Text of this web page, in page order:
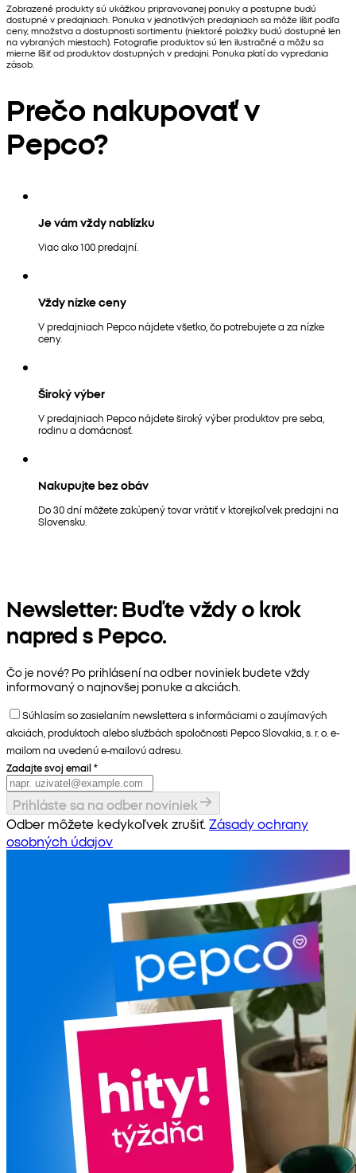
Zobrazené produkty sú ukážkou pripravovanej ponuky a postupne budú
dostupné v predajniach. Ponuka v jednotlivých predajniach sa môže líšiť podľa
ceny, množstva a dostupnosti sortimentu (niektoré položky budú dostupné len
na vybraných miestach). Fotografie produktov sú len ilustračné a môžu sa
mierne líšiť od produktov dostupných v predajni. Ponuka platí do vypredania
zásob.
Prečo nakupovať v
Pepco?
Je vám vždy nablízku
Viac ako 100 predajní.
Vždy nízke ceny
V predajniach Pepco nájdete všetko, čo potrebujete a za nízke
ceny.
Široký výber
V predajniach Pepco nájdete široký výber produktov pre seba,
rodinu a domácnosť.
Nakupujte bez obáv
Do 30 dní môžete zakúpený tovar vrátiť v ktorejkoľvek predajni na
Slovensku.
Newsletter: Buďte vždy o krok
napred s Pepco.
Čo je nové? Po prihlásení na odber noviniek budete vždy
informovaný o najnovšej ponuke a akciách.
Súhlasím so zasielaním newslettera s informáciami o zaujímavých
akciách, produktoch alebo službách spoločnosti Pepco Slovakia, s. r. o. e-
mailom na uvedenú e-mailovú adresu.
Zadajte svoj email *
Prihláste sa na odber noviniek
Odber môžete kedykoľvek zrušiť. Zásady ochrany
osobných údajov